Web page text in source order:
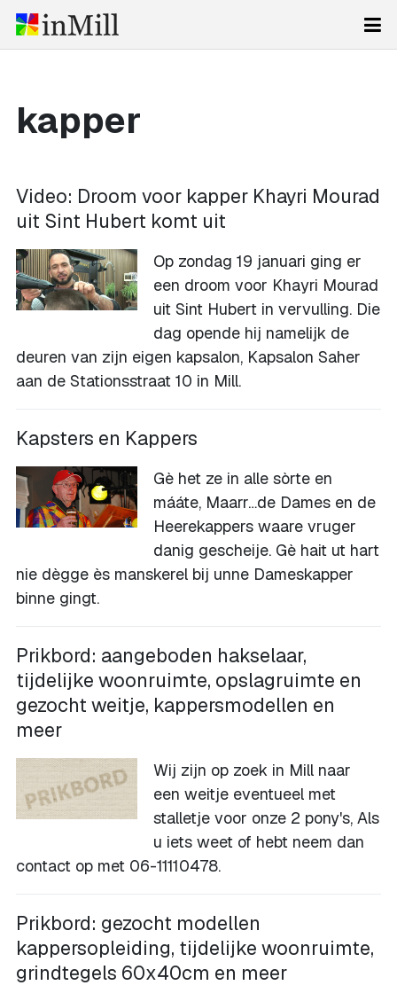
kapper
Video: Droom voor kapper Khayri Mourad
uit Sint Hubert komt uit
Op zondag 19 januari ging er
een droom voor Khayri Mourad
uit Sint Hubert in vervulling. Die
dag opende hij namelijk de
deuren van zijn eigen kapsalon, Kapsalon Saher
aan de Stationsstraat 10 in Mill.
Kapsters en Kappers
Gè het ze in alle sòrte en
mááte, Maarr…de Dames en de
Heerekappers waare vruger
danig gescheije. Gè hait ut hart
nie dègge ès manskerel bij unne Dameskapper
binne gingt.
Prikbord: aangeboden hakselaar,
tijdelijke woonruimte, opslagruimte en
gezocht weitje, kappersmodellen en
meer
Wij zijn op zoek in Mill naar
een weitje eventueel met
stalletje voor onze 2 pony's, Als
u iets weet of hebt neem dan
contact op met 06-11110478.
Prikbord: gezocht modellen
kappersopleiding, tijdelijke woonruimte,
grindtegels 60x40cm en meer